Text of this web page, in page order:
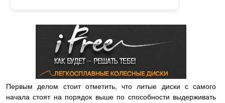
Первым делом стоит отметить, что литые диски с самого
начала стоят на порядок выше по способности выдерживать